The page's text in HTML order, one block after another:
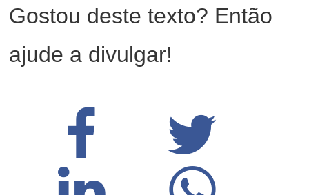
Gostou deste texto? Então
ajude a divulgar!